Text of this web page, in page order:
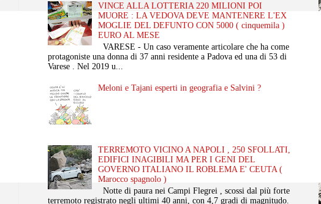
VINCE ALLA LOTTERIA 220 MILIONI POI
MUORE : LA VEDOVA DEVE MANTENERE L'EX
MOGLIE DEL DEFUNTO CON 5000 ( cinquemila )
EURO AL MESE
VARESE - Un caso veramente articolare che ha come
protagoniste una donna di 37 anni residente a Padova ed una di 53 di
Varese . Nel 2019 u...
Meloni e Tajani esperti in geografia e Salvini ?
TERREMOTO VICINO A NAPOLI , 250 SFOLLATI,
EDIFICI INAGIBILI MA PER I GENI DEL
GOVERNO ITALIANO IL ROBLEMA E' CEUTA (
Marocco spagnolo )
Notte di paura nei Campi Flegrei , scossi dal più forte
terremoto registrato negli ultimi 40 anni, con 4,7 gradi di magnitudo.